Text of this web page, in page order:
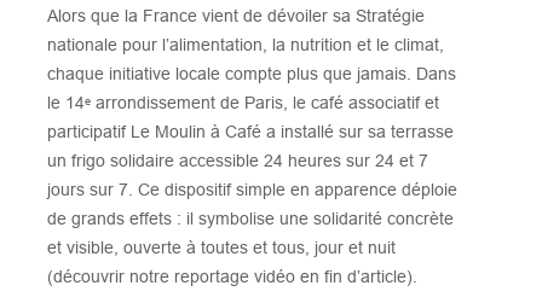
Alors que la France vient de dévoiler sa Stratégie
nationale pour l’alimentation, la nutrition et le climat,
chaque initiative locale compte plus que jamais. Dans
le 14ᵉ arrondissement de Paris, le café associatif et
participatif Le Moulin à Café a installé sur sa terrasse
un frigo solidaire accessible 24 heures sur 24 et 7
jours sur 7. Ce dispositif simple en apparence déploie
de grands effets : il symbolise une solidarité concrète
et visible, ouverte à toutes et tous, jour et nuit
(découvrir notre reportage vidéo en fin d’article).